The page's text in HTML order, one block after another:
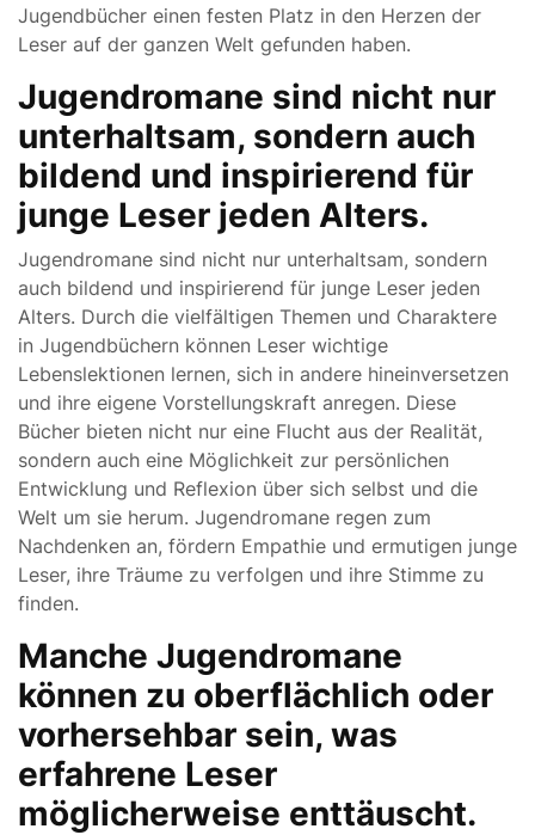
Jugendbücher einen festen Platz in den Herzen der
Leser auf der ganzen Welt gefunden haben.
Jugendromane sind nicht nur
unterhaltsam, sondern auch
bildend und inspirierend für
junge Leser jeden Alters.
Jugendromane sind nicht nur unterhaltsam, sondern
auch bildend und inspirierend für junge Leser jeden
Alters. Durch die vielfältigen Themen und Charaktere
in Jugendbüchern können Leser wichtige
Lebenslektionen lernen, sich in andere hineinversetzen
und ihre eigene Vorstellungskraft anregen. Diese
Bücher bieten nicht nur eine Flucht aus der Realität,
sondern auch eine Möglichkeit zur persönlichen
Entwicklung und Reflexion über sich selbst und die
Welt um sie herum. Jugendromane regen zum
Nachdenken an, fördern Empathie und ermutigen junge
Leser, ihre Träume zu verfolgen und ihre Stimme zu
finden.
Manche Jugendromane
können zu oberflächlich oder
vorhersehbar sein, was
erfahrene Leser
möglicherweise enttäuscht.